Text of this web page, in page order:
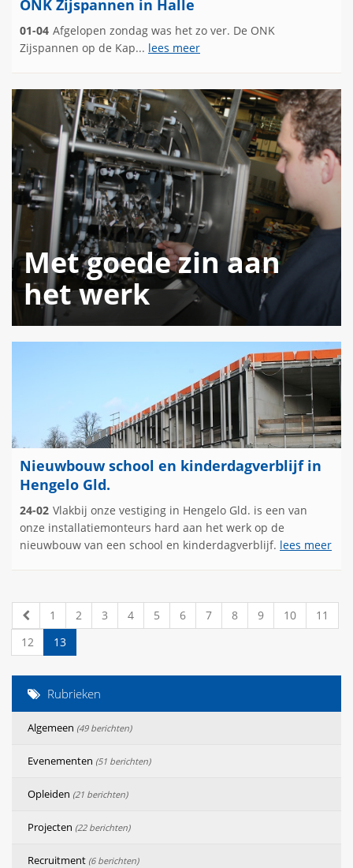
ONK Zijspannen in Halle
01-04 Afgelopen zondag was het zo ver. De ONK
Zijspannen op de Kap... lees meer
Met goede zin aan
het werk
Nieuwbouw school en kinderdagverblijf in
Hengelo Gld.
24-02 Vlakbij onze vestiging in Hengelo Gld. is een van
onze installatiemonteurs hard aan het werk op de
nieuwbouw van een school en kinderdagverblijf. lees meer
1 2 3 4 5 6 7 8 9 10
11
12
13
Rubrieken
Algemeen (49 berichten)
Evenementen (51 berichten)
Opleiden (21 berichten)
Projecten (22 berichten)
Recruitment (6 berichten)